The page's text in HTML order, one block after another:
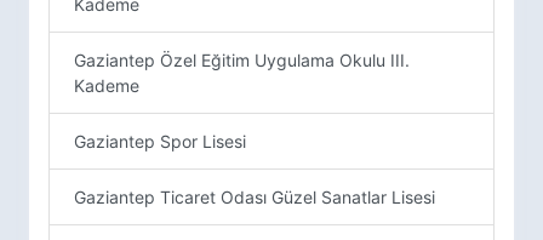
Gaziantep Özel Eğitim Uygulama Okulu III.
Kademe
Gaziantep Spor Lisesi
Gaziantep Ticaret Odası Güzel Sanatlar Lisesi